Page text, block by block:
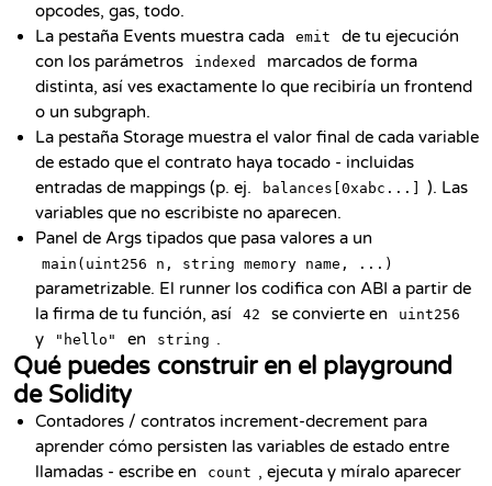
opcodes, gas, todo.
La pestaña Events muestra cada
emit
de tu ejecución
con los parámetros
indexed
marcados de forma
distinta, así ves exactamente lo que recibiría un frontend
o un subgraph.
La pestaña Storage muestra el valor final de cada variable
de estado que el contrato haya tocado - incluidas
entradas de mappings (p. ej.
balances[0xabc...]
). Las
variables que no escribiste no aparecen.
Panel de Args tipados que pasa valores a un
main(uint256 n, string memory name, ...)
parametrizable. El runner los codifica con ABI a partir de
la firma de tu función, así
42 se convierte en uint256
y "hello" en string .
Qué puedes construir en el playground
de Solidity
Contadores / contratos increment-decrement para
aprender cómo persisten las variables de estado entre
llamadas - escribe en
count , ejecuta y míralo aparecer